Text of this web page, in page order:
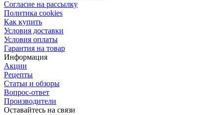
Согласие на рассылку
Политика cookies
Как купить
Условия доставки
Условия оплаты
Гарантия на товар
Информация
Акции
Рецепты
Статьи и обзоры
Вопрос-ответ
Производители
Оставайтесь на связи